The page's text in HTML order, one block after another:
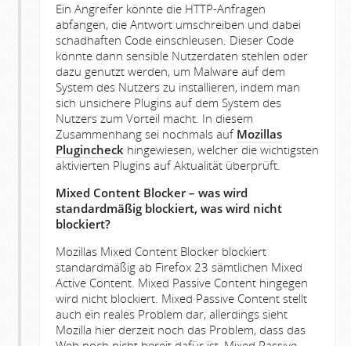
Ein Angreifer könnte die HTTP-Anfragen
abfangen, die Antwort umschreiben und dabei
schadhaften Code einschleusen. Dieser Code
könnte dann sensible Nutzerdaten stehlen oder
dazu genutzt werden, um Malware auf dem
System des Nutzers zu installieren, indem man
sich unsichere Plugins auf dem System des
Nutzers zum Vorteil macht. In diesem
Zusammenhang sei nochmals auf Mozillas
Plugincheck hingewiesen, welcher die wichtigsten
aktivierten Plugins auf Aktualität überprüft.
Mixed Content Blocker – was wird
standardmäßig blockiert, was wird nicht
blockiert?
Mozillas Mixed Content Blocker blockiert
standardmäßig ab Firefox 23 sämtlichen Mixed
Active Content. Mixed Passive Content hingegen
wird nicht blockiert. Mixed Passive Content stellt
auch ein reales Problem dar, allerdings sieht
Mozilla hier derzeit noch das Problem, dass das